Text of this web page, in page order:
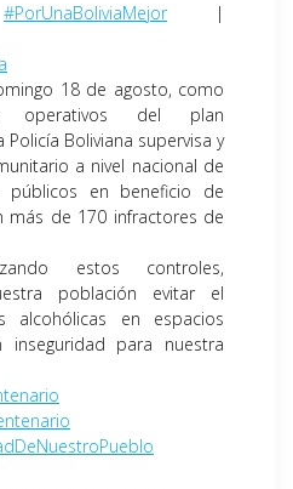
#PorUnaBoliviaMejor|
18 de agosto, como
operativos del plan
Policía Boliviana supervisa y
a nivel nacional de
públicos en beneficio de
más de 170 infractores de
estos controles,
población evitar el
alcohólicas en espacios
inseguridad para nuestra